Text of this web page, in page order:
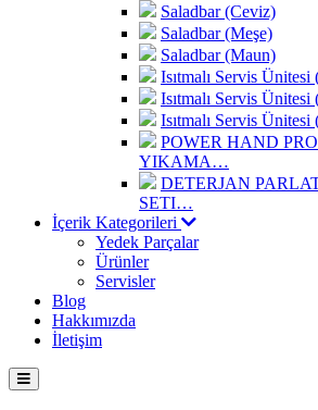
Saladbar (Ceviz)
Saladbar (Meşe)
Saladbar (Maun)
Isıtmalı Servis Ünitesi
Isıtmalı Servis Ünitesi
Isıtmalı Servis Ünitesi
POWER HAND
YIKAMA…
DETERJAN
SETI…
İçerik Kategorileri
Yedek Parçalar
Ürünler
Servisler
Blog
Hakkımızda
İletişim